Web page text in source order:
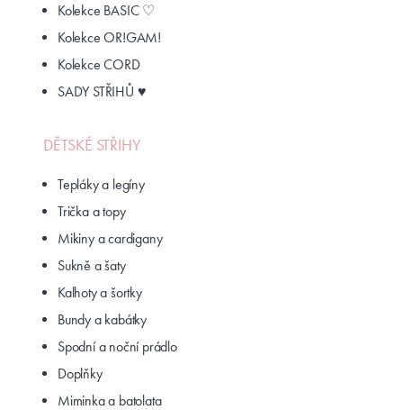
Kolekce BASIC ♡
Kolekce OR!GAM!
Kolekce CORD
SADY STŘIHŮ ♥
DĚTSKÉ STŘIHY
Tepláky a legíny
Trička a topy
Mikiny a cardigany
Sukně a šaty
Kalhoty a šortky
Bundy a kabátky
Spodní a noční prádlo
Doplňky
Miminka a batolata